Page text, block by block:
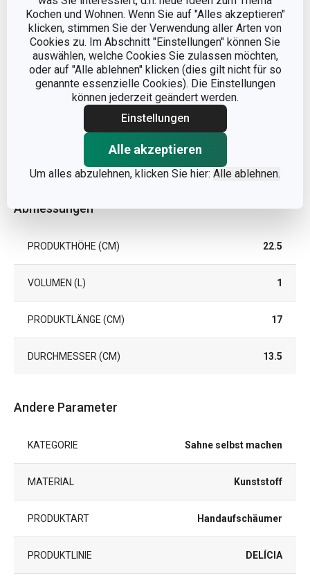
Kochen und Wohnen. Wenn Sie auf "Alles akzeptieren"
klicken, stimmen Sie der Verwendung aller Arten von
Cookies zu. Im Abschnitt "Einstellungen" können Sie
auswählen, welche Cookies Sie zulassen möchten,
oder auf "Alle ablehnen" klicken (dies gilt nicht für so
genannte essenzielle Cookies). Die Einstellungen
können jederzeit geändert werden.
Einstellungen
Alle akzeptieren
Um alles abzulehnen, klicken Sie hier: Alle ablehnen.
Abmessungen
PRODUKTHÖHE (CM) 22.5
VOLUMEN (L) 1
PRODUKTLÄNGE (CM) 17
DURCHMESSER (CM) 13.5
Andere Parameter
KATEGORIE Sahne selbst machen
MATERIAL Kunststoff
PRODUKTART Handaufschäumer
PRODUKTLINIE DELÍCIA